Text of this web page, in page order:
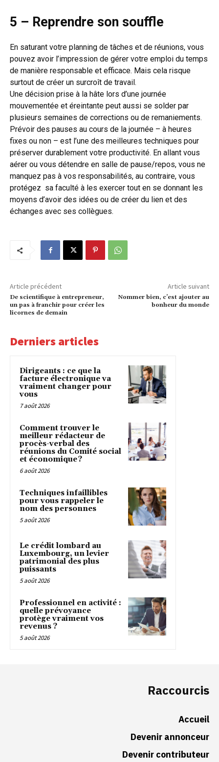
5 – Reprendre son souffle
En saturant votre planning de tâches et de réunions, vous
pouvez avoir l’impression de gérer votre emploi du temps
de manière responsable et efficace. Mais cela risque
surtout de créer un surcroît de travail.
Une décision prise à la hâte lors d’une journée
mouvementée et éreintante peut aussi se solder par
plusieurs semaines de corrections ou de remaniements.
Prévoir des pauses au cours de la journée – à heures
fixes ou non – est l’une des meilleures techniques pour
préserver durablement votre productivité. En allant vous
aérer ou vous détendre en salle de pause/repos, vous ne
manquez pas à vos responsabilités, au contraire, vous
protégez sa faculté à les exercer tout en se donnant les
moyens d’avoir des idées ou de créer du lien et des
échanges avec ses collègues.
Article précédent
De scientifique à entrepreneur,
un pas à franchir pour créer les
licornes de demain
Article suivant
Nommer bien, c’est ajouter au
bonheur du monde
Derniers articles
Dirigeants : ce que la
facture électronique va
vraiment changer pour
vous
7 août 2026
Comment trouver le
meilleur rédacteur de
procès-verbal des
réunions du Comité social
et économique ?
6 août 2026
Techniques infaillibles
pour vous rappeler le
nom des personnes
5 août 2026
Le crédit lombard au
Luxembourg, un levier
patrimonial des plus
puissants
5 août 2026
Professionnel en activité :
quelle prévoyance
protège vraiment vos
revenus ?
5 août 2026
Raccourcis
Accueil
Devenir annonceur
Devenir contributeur